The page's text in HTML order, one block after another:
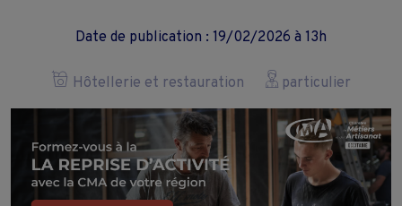
Date de publication : 19/02/2026 à 13h
Hôtellerie et restauration particulier